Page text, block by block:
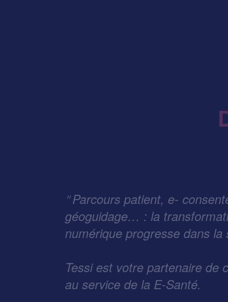
"Parcours patient, e-
géoguidage… : la
numérique progresse dans la
Tessi est votre partenaire de
au service de la E-Santé.